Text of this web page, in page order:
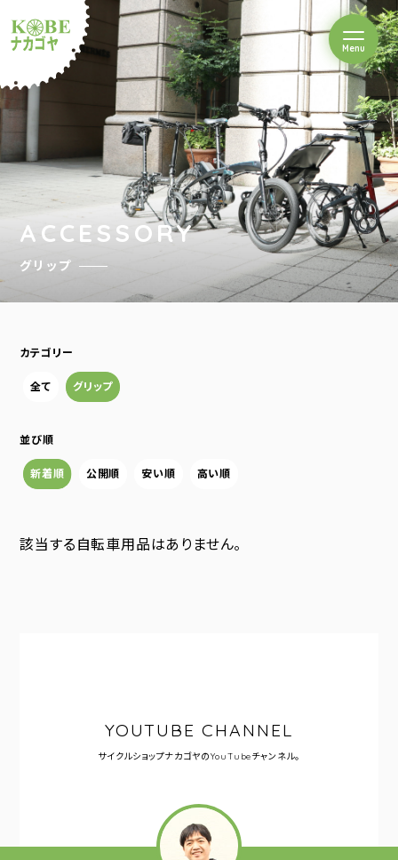
ルショップナカゴヤ
Menuを開閉
ACCESSORY
グリップ
カテゴリー
全て グリップ
並び順
新着順 公開順 安い順 高い順
該当する自転車用品はありません。
YOUTUBE CHANNEL
サイクルショップナカゴヤのYouTubeチャンネル。